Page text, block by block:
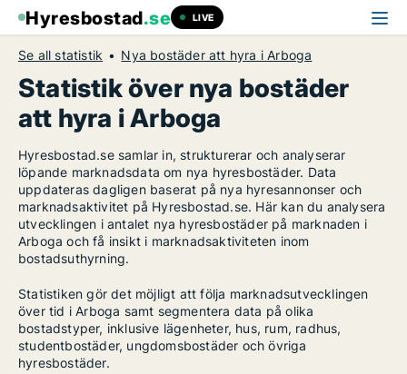
Hyresbostad.se LIVE
Se all statistik Nya bostäder att hyra i Arboga
Statistik över nya bostäder
att hyra i Arboga
Hyresbostad.se samlar in, strukturerar och analyserar
löpande marknadsdata om nya hyresbostäder. Data
uppdateras dagligen baserat på nya hyresannonser och
marknadsaktivitet på Hyresbostad.se. Här kan du analysera
utvecklingen i antalet nya hyresbostäder på marknaden i
Arboga och få insikt i marknadsaktiviteten inom
bostadsuthyrning.
Statistiken gör det möjligt att följa marknadsutvecklingen
över tid i Arboga samt segmentera data på olika
bostadstyper, inklusive lägenheter, hus, rum, radhus,
studentbostäder, ungdomsbostäder och övriga
hyresbostäder.